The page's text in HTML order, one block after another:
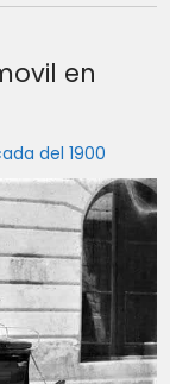
en
del 1900